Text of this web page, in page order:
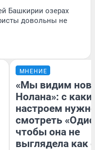
Башкирии озерах
довольны не
МНЕНИЕ
«Мы видим
Нолана»: с
настроем
смотреть
чтобы она не
выглядела как